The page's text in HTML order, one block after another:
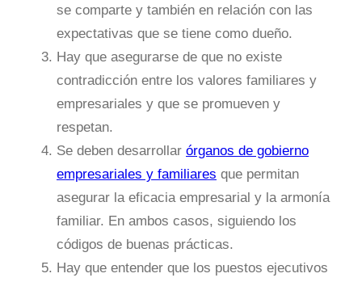
se comparte y también en relación con las
expectativas que se tiene como dueño.
Hay que asegurarse de que no existe
contradicción entre los valores familiares y
empresariales y que se promueven y
respetan.
Se deben desarrollar órganos de gobierno
empresariales y familiares que permitan
asegurar la eficacia empresarial y la armonía
familiar. En ambos casos, siguiendo los
códigos de buenas prácticas.
Hay que entender que los puestos ejecutivos